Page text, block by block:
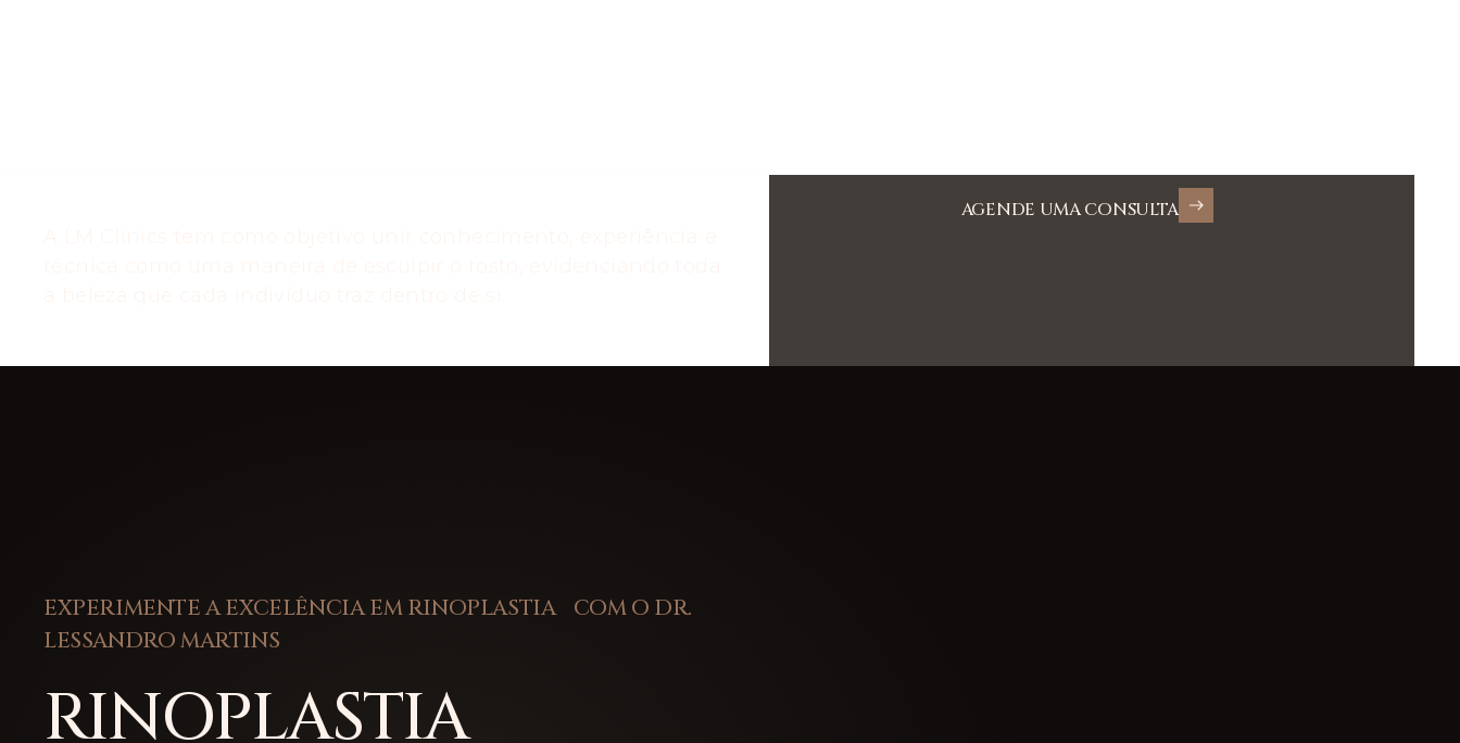
AGENDE UMA CONSULTA
EXPERIMENTE A EXCELÊNCIA EM RINOPLASTIA COM O DR.
LESSANDRO MARTINS
RINOPLASTIA